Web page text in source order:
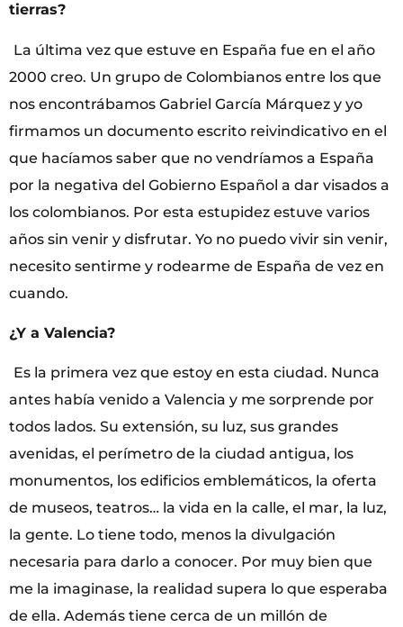
tierras?
La última vez que estuve en España fue en el año
2000 creo. Un grupo de Colombianos entre los que
nos encontrábamos Gabriel García Márquez y yo
firmamos un documento escrito reivindicativo en el
que hacíamos saber que no vendríamos a España
por la negativa del Gobierno Español a dar visados a
los colombianos. Por esta estupidez estuve varios
años sin venir y disfrutar. Yo no puedo vivir sin venir,
necesito sentirme y rodearme de España de vez en
cuando.
¿Y a Valencia?
Es la primera vez que estoy en esta ciudad. Nunca
antes había venido a Valencia y me sorprende por
todos lados. Su extensión, su luz, sus grandes
avenidas, el perímetro de la ciudad antigua, los
monumentos, los edificios emblemáticos, la oferta
de museos, teatros… la vida en la calle, el mar, la luz,
la gente. Lo tiene todo, menos la divulgación
necesaria para darlo a conocer. Por muy bien que
me la imaginase, la realidad supera lo que esperaba
de ella. Además tiene cerca de un millón de